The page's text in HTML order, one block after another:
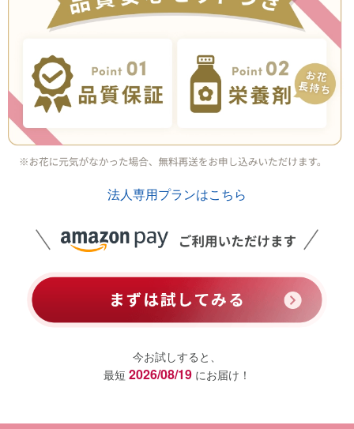
法人専用プランはこちら
今お試しすると、
最短 2026/08/19 にお届け！